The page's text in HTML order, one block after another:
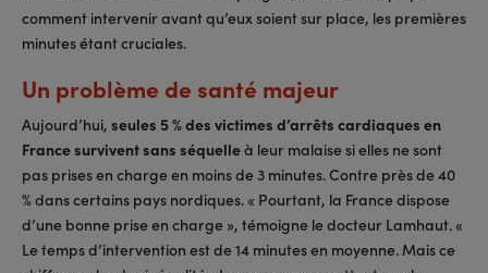
comment intervenir avant qu’eux soient sur place, les premières
minutes étant cruciales.
Un problème de santé majeur
Aujourd’hui, seules 5 % des victimes d’arrêts cardiaques en
France survivent sans séquelleà leur malaise si elles ne sont
pas prises en charge en moins de 3 minutes. Contre près de 40
% dans certains pays nordiques. « Pourtant, la France dispose
d’une bonne prise en charge », témoigne le docteur Lamhaut. «
Le temps d’intervention est de 14 minutes en moyenne. Mais ce